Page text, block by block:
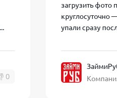
возникают вопросы по
чат или форму
услугам, служба
почту. Номер
0
загрузить фото
круглосуточно
упали сразу